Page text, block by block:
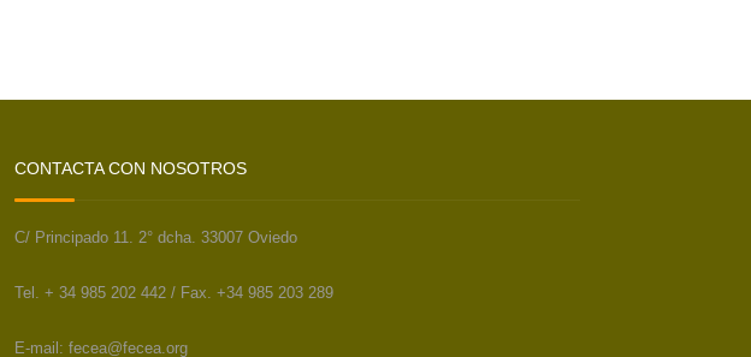
CONTACTA CON NOSOTROS
C/ Principado 11. 2° dcha. 33007 Oviedo
Tel. + 34 985 202 442 / Fax. +34 985 203 289
E-mail: fecea@fecea.org